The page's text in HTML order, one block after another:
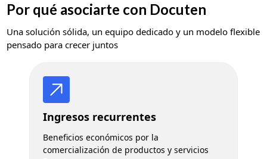
Por qué asociarte con Docuten
Una solución sólida, un equipo dedicado y un modelo flexible
pensado para crecer juntos
Ingresos recurrentes
Beneficios económicos por la
comercialización de productos y servicios